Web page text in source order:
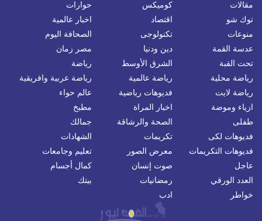
مقالات
كوميكس
حوارات
توك شو
اقتصاد
اخبار عالمية
منوعات
تكنولوجى
الصحافة اليوم
عدسة القمة
دين ودنيا
مصر زمان
تحت القبة
الشرق الأوسط
رياضة
رياضة محلية
رياضة عالمية
رياضة عربية وافريقية
رياضة لايت
فديوهات رياضية
عالم حواء
ازياء وموضة
اخبار المراة
مطبخ
طفلى
الصحة والرشاقة
جمالك
فديوهات لكى
تكريمات
الشهادات
فديوهات التكريمات
معرض الصور
تعليم وجامعات
عاجل
صوت إنسان
كمال أجسام
العدد الورقي
رمضانيات
بيتك
خواطر
ادب